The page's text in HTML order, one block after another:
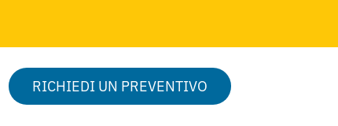
RICHIEDI UN PREVENTIVO